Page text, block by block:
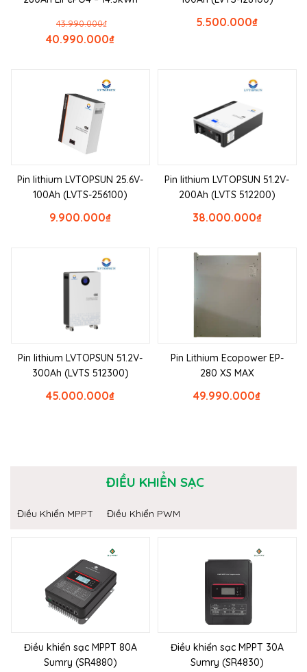
₫
43.990.000
₫
40.990.000
₫
5.500.000
Pin lithium LVTOPSUN 25.6V-
100Ah (LVTS-256100)
₫
9.900.000
Pin lithium LVTOPSUN 51.2V-
200Ah (LVTS 512200)
₫
38.000.000
Pin lithium LVTOPSUN 51.2V-
300Ah (LVTS 512300)
₫
45.000.000
Pin Lithium Ecopower EP-
280 XS MAX
₫
49.990.000
ĐIỀU KHIỂN SẠC
Điều Khiển MPPT Điều Khiển PWM
Điều khiển sạc MPPT 80A
Sumry (SR4880)
Điều khiển sạc MPPT 30A
Sumry (SR4830)